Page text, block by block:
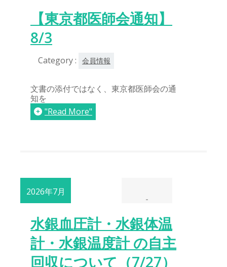
【東京都医師会通知】
8/3
Category : 会員情報
文書の添付ではなく、東京都医師会の通
知を
"Read More"
2026年7月
-
水銀血圧計・水銀体温
計・水銀温度計 の自主
回収について（7/27）